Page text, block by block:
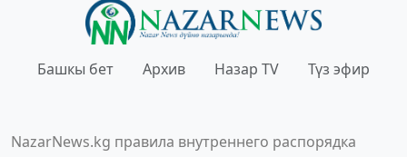
Башкы бет Архив Назар TV Түз эфир
NazarNews.kg правила внутреннего распорядка